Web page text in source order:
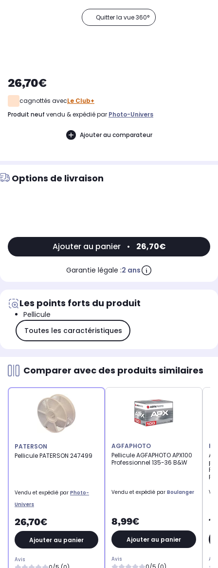
Quitter la vue 360°
26,70€
cagnottés avecLe Club+
produit neuf vendu & expédié par Photo-Univers
Ajouter au comparateur
Options de livraison
Ajouter au panier • 26,70€
Garantie légale :2 ans
Les points forts du produit
Pellicule
Toutes les caractéristiques
Comparer avec des produits similaires
PATERSON
Pellicule PATERSON 247499
Vendu et expédié par Photo-
Univers
26,70€
Ajouter au panier
Avis
AGFAPHOTO
Pellicule AGFAPHOTO APX100
Professionnel 135-36 B&W
Vendu et expédié par Boulanger
8,99€
Ajouter au panier
Avis
Plu